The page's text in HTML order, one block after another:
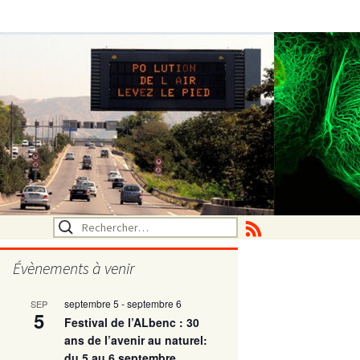
Rechercher :
Évènements à venir
SEP
5
septembre 5 -septembre 6
Festival de l’ALbenc : 30
ans de l’avenir au naturel: